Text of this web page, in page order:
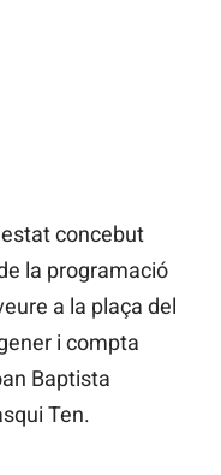
concebut
la programació
a la plaça del
i compta
Baptista
Ten.